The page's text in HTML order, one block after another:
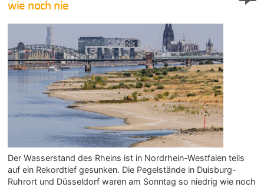
wie noch nie
Der Wasserstand des Rheins ist in Nordrhein-Westfalen teils
auf ein Rekordtief gesunken. Die Pegelstände in Duisburg-
Ruhrort und Düsseldorf waren am Sonntag so niedrig wie noch